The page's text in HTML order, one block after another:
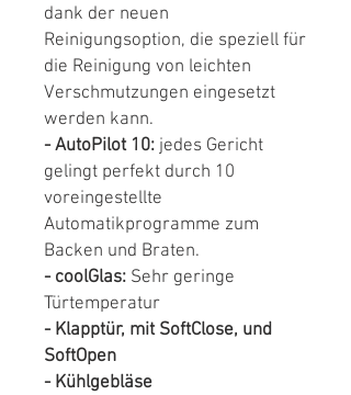
dank der neuen
Reinigungsoption, die speziell für
die Reinigung von leichten
Verschmutzungen eingesetzt
werden kann.
- AutoPilot 10: jedes Gericht
gelingt perfekt durch 10
voreingestellte
Automatikprogramme zum
Backen und Braten.
- coolGlas: Sehr geringe
Türtemperatur
- Klapptür, mit SoftClose, und
SoftOpen
- Kühlgebläse